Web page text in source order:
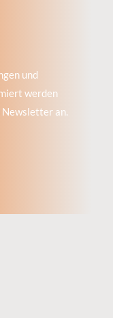
und
werden
Newsletter an.